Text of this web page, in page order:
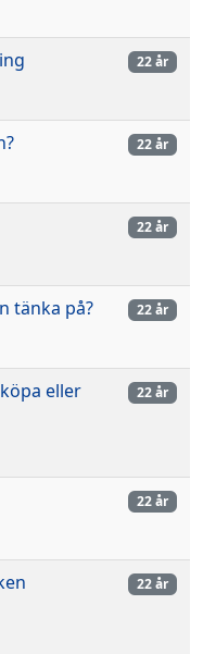
22 år
22 år
22 år
tänka på? 22 år
eller
22 år
22 år
22 år